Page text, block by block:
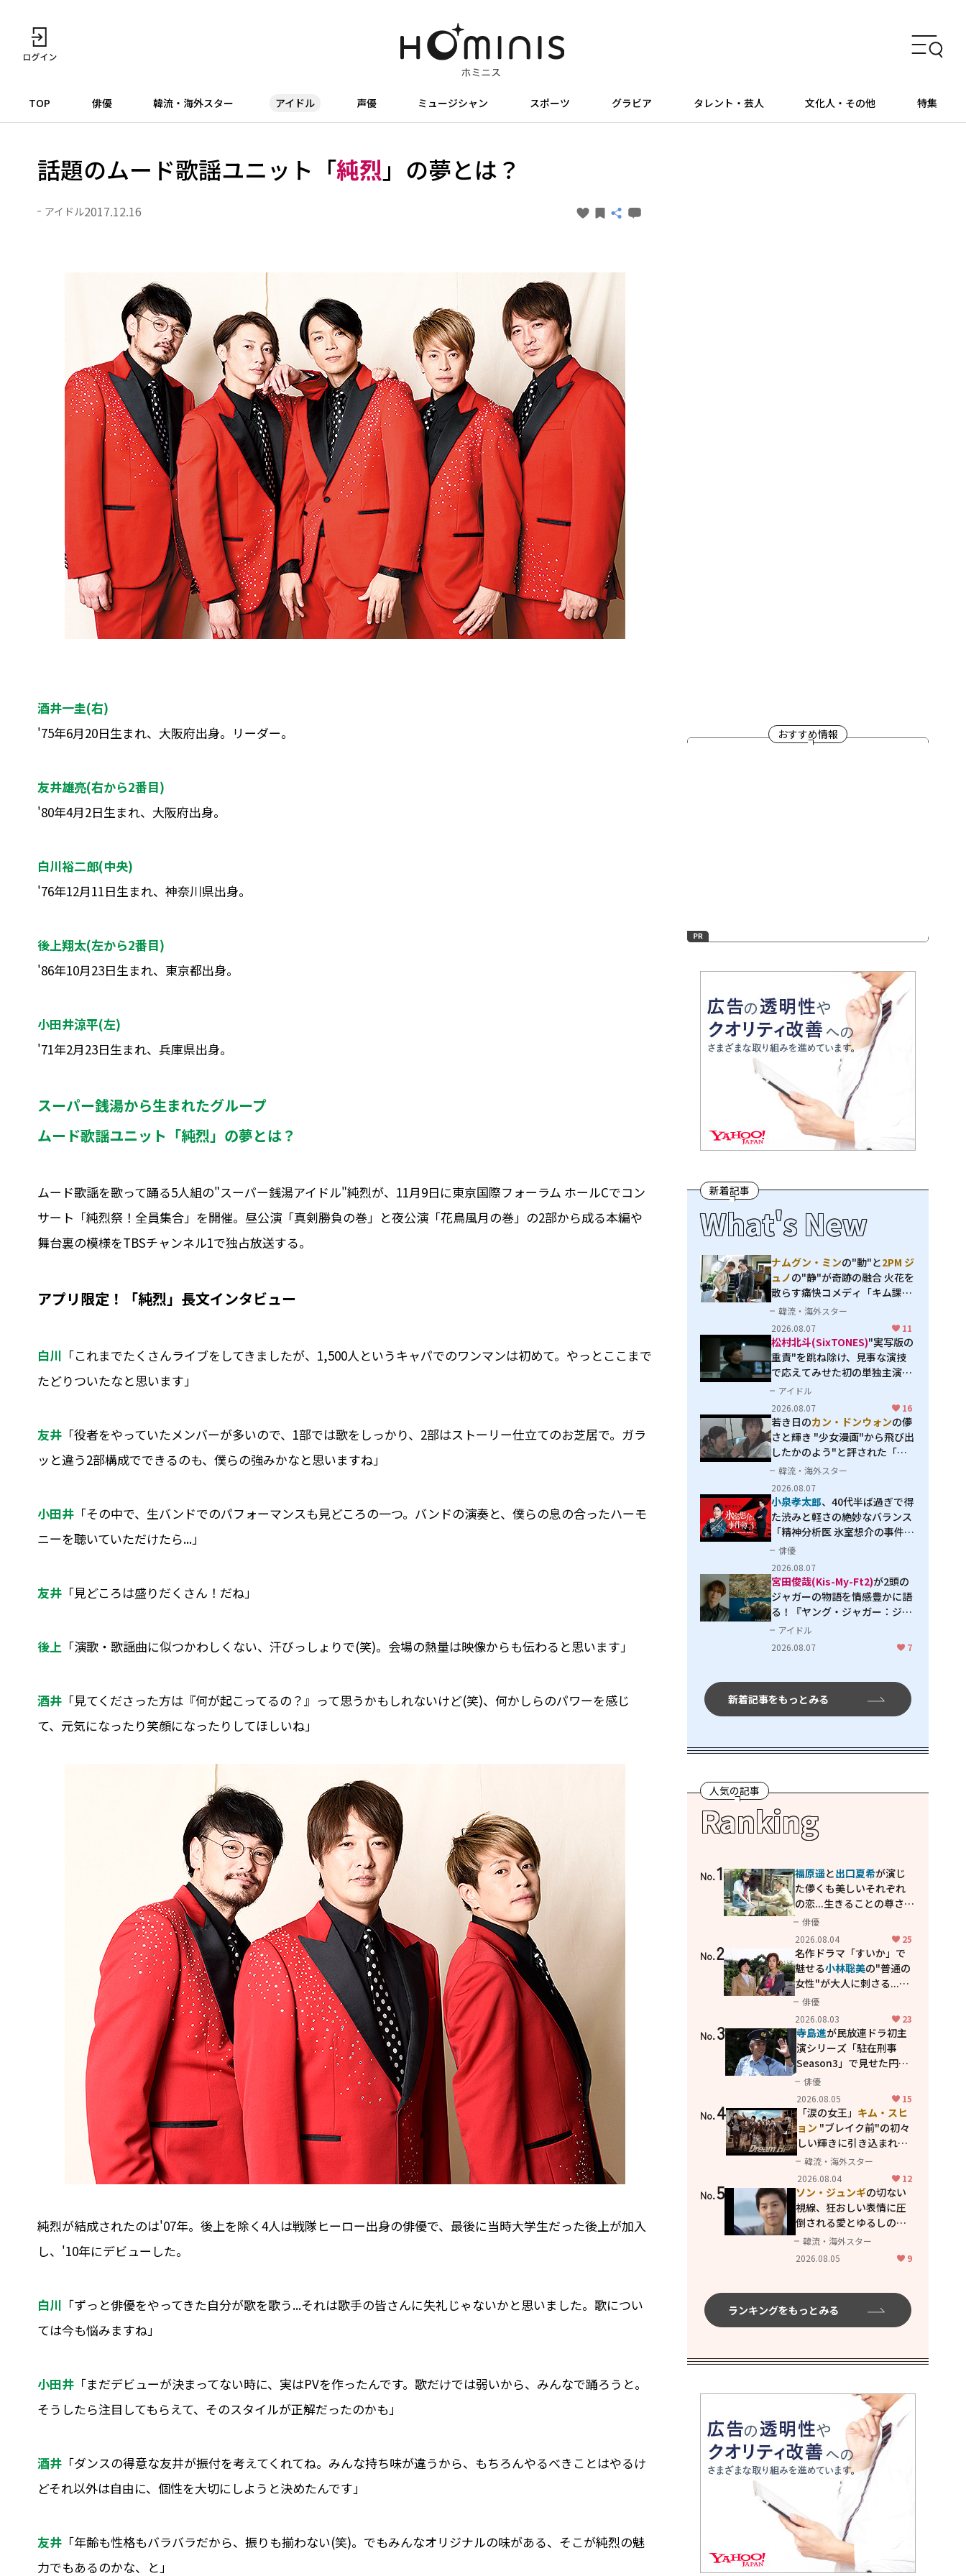
TOP 俳優 韓流・海外スター アイドル 声優 ミュージシャン スポーツ グラビア タレント・芸人 文化人・その他 特集
話題のムード歌謡ユニット「純烈 」の夢とは？
アイドル2017.12.16
酒井一圭(右)
'75年6月20日生まれ、大阪府出身。リーダー。
友井雄亮(右から2番目)
'80年4月2日生まれ、大阪府出身。
白川裕二郎(中央)
'76年12月11日生まれ、神奈川県出身。
後上翔太(左から2番目)
'86年10月23日生まれ、東京都出身。
小田井涼平(左)
'71年2月23日生まれ、兵庫県出身。
スーパー銭湯から生まれたグループ
ムード歌謡ユニット「純烈」の夢とは？
ムード歌謡を歌って踊る5人組の"スーパー銭湯アイドル"純烈が、11月9日に東京国際フォーラム ホールCでコン
サート「純烈祭！全員集合」を開催。昼公演「真剣勝負の巻」と夜公演「花鳥風月の巻」の2部から成る本編や
舞台裏の模様をTBSチャンネル1で独占放送する。
アプリ限定！「純烈」長文インタビュー
白川 「これまでたくさんライブをしてきましたが、1,500人というキャパでのワンマンは初めて。やっとここまで
たどりついたなと思います」
友井 「役者をやっていたメンバーが多いので、1部では歌をしっかり、2部はストーリー仕立てのお芝居で。ガラ
ッと違う2部構成でできるのも、僕らの強みかなと思いますね」
小田井 「その中で、生バンドでのパフォーマンスも見どころの一つ。バンドの演奏と、僕らの息の合ったハーモ
ニーを聴いていただけたら...」
友井 「見どころは盛りだくさん！だね」
後上 「演歌・歌謡曲に似つかわしくない、汗びっしょりで(笑)。会場の熱量は映像からも伝わると思います」
酒井 「見てくださった方は『何が起こってるの？』って思うかもしれないけど(笑)、何かしらのパワーを感じ
て、元気になったり笑顔になったりしてほしいね」
純烈が結成されたのは'07年。後上を除く4人は戦隊ヒーロー出身の俳優で、最後に当時大学生だった後上が加入
し、'10年にデビューした。
白川 「ずっと俳優をやってきた自分が歌を歌う...それは歌手の皆さんに失礼じゃないかと思いました。歌につい
ては今も悩みますね」
小田井 「まだデビューが決まってない時に、実はPVを作ったんです。歌だけでは弱いから、みんなで踊ろうと。
そうしたら注目してもらえて、そのスタイルが正解だったのかも」
酒井 「ダンスの得意な友井が振付を考えてくれてね。みんな持ち味が違うから、もちろんやるべきことはやるけ
どそれ以外は自由に、個性を大切にしようと決めたんです」
友井 「年齢も性格もバラバラだから、振りも揃わない(笑)。でもみんなオリジナルの味がある、そこが純烈の魅
力でもあるのかな、と」
おすすめ情報
新着記事
What's New
ナムグン・ミンの"動"と2PM ジ
ュノの"静"が奇跡の融合 火花を
散らす痛快コメディ「キム課長
とソ理事～Bravo! Your Life
～」
韓流・海外スター
2026.08.07
11
松村北斗(SixTONES)"実写版の
重責"を跳ね除け、見事な演技
で応えてみせた初の単独主演映
画「秒速5センチメートル」
アイドル
2026.08.07
16
若き日のカン・ドンウォンの儚
さと輝き "少女漫画"から飛び出
したかのよう"と評された「オ
オカミの誘惑」
韓流・海外スター
2026.08.07
小泉孝太郎、40代半ば過ぎで得
た渋みと軽さの絶妙なバランス
「精神分析医 氷室想介の事件簿
３」で見せる進化
俳優
2026.08.07
宮田俊哉(Kis-My-Ft2)が2頭の
ジャガーの物語を情感豊かに語
る！『ヤング・ジャガー：ジャ
ングル王への道』『ジャガーと
ウミガメの物語：熱帯林の守護
アイドル
2026.08.07
7
新着記事をもっとみる
人気の記事
Ranking
No.1 福原遥と出口夏希が演じ
た儚くも美しいそれぞれ
の恋...生きることの尊さを
教えてくれた映画「あの
花が咲く丘で、君とまた出
会えたら。」
俳優
2026.08.04
25
No.2
名作ドラマ「すいか」で
魅せる小林聡美の"普通の
女性"が大人に刺さる...映
画「かもめ食堂」にも通
じる静かな芝居
俳優
2026.08.03
23
No.3 寺島進が民放連ドラ初主
演シリーズ「駐在刑事
Season3」で見せた円熟
の演技
俳優
2026.08.05
15
No.4 「涙の女王」 キム・スヒ
ョン "ブレイク前"の初々
しい輝きに引き込まれ
る...2PM テギョン
共演の青春名作「ドリー
ムハイ」
韓流・海外スター
2026.08.04
12
No.5 ソン・ジュンギの切ない
視線、狂おしい表情に圧
倒される――愛とゆるしの人
間ドラマ「優しい男」
韓流・海外スター
2026.08.05
9
ランキングをもっとみる